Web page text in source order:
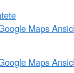
Maps
Maps